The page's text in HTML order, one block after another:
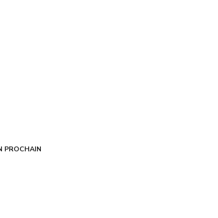
PROCHAIN